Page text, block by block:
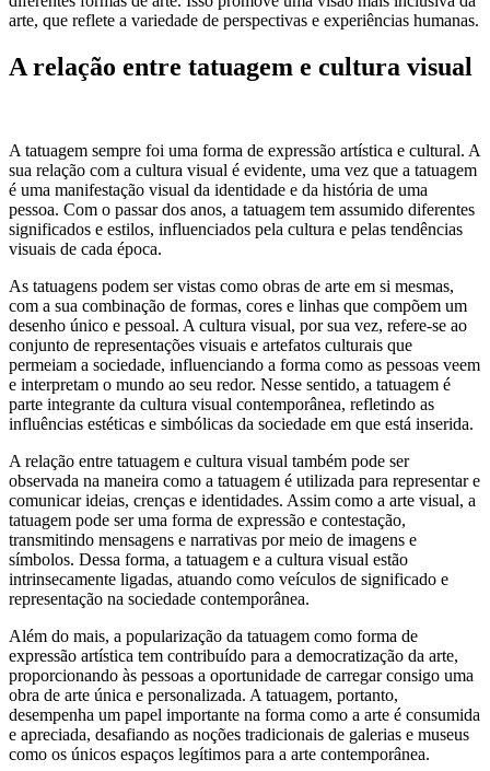
arte, que reflete a variedade de perspectivas e experiências humanas.
A relação entre tatuagem e cultura visual
A tatuagem sempre foi uma forma de expressão artística e cultural. A
sua relação com a cultura visual é evidente, uma vez que a tatuagem
é uma manifestação visual da identidade e da história de uma
pessoa. Com o passar dos anos, a tatuagem tem assumido diferentes
significados e estilos, influenciados pela cultura e pelas tendências
visuais de cada época.
As tatuagens podem ser vistas como obras de arte em si mesmas,
com a sua combinação de formas, cores e linhas que compõem um
desenho único e pessoal. A cultura visual, por sua vez, refere-se ao
conjunto de representações visuais e artefatos culturais que
permeiam a sociedade, influenciando a forma como as pessoas veem
e interpretam o mundo ao seu redor. Nesse sentido, a tatuagem é
parte integrante da cultura visual contemporânea, refletindo as
influências estéticas e simbólicas da sociedade em que está inserida.
A relação entre tatuagem e cultura visual também pode ser
observada na maneira como a tatuagem é utilizada para representar e
comunicar ideias, crenças e identidades. Assim como a arte visual, a
tatuagem pode ser uma forma de expressão e contestação,
transmitindo mensagens e narrativas por meio de imagens e
símbolos. Dessa forma, a tatuagem e a cultura visual estão
intrinsecamente ligadas, atuando como veículos de significado e
representação na sociedade contemporânea.
Além do mais, a popularização da tatuagem como forma de
expressão artística tem contribuído para a democratização da arte,
proporcionando às pessoas a oportunidade de carregar consigo uma
obra de arte única e personalizada. A tatuagem, portanto,
desempenha um papel importante na forma como a arte é consumida
e apreciada, desafiando as noções tradicionais de galerias e museus
como os únicos espaços legítimos para a arte contemporânea.